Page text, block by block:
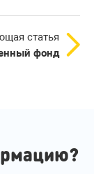
статья
фонд